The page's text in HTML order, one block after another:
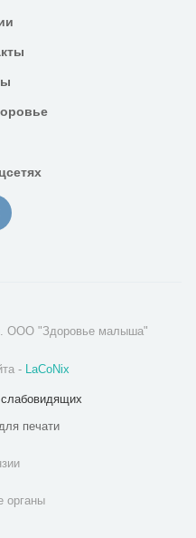
ООО "Здоровье малыша"
- LaCoNix
печати
органы